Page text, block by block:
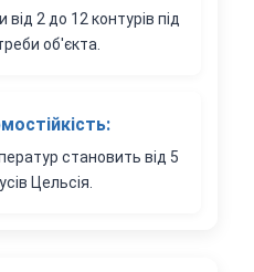
2 до 12 контурів під
об'єкта.
становить від 5
Цельсія.